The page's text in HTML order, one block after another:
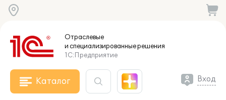
Отраслевые
и специализированныерешения
1С:Предприятие
Каталог Вход